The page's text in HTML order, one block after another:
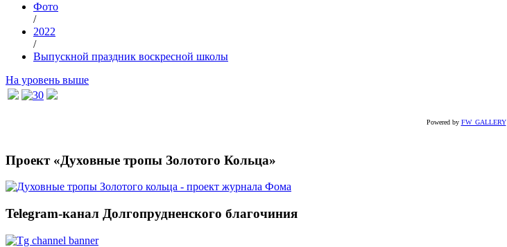
Фото
/
2022
/
Выпускной праздник воскресной школы
На уровень выше
Powered by FW_GALLERY
Проект «Духовные тропы Золотого Кольца»
Telegram-канал Долгопрудненского благочиния